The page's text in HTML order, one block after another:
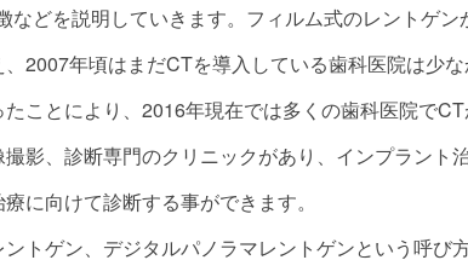
などを説明していきます。フィルム式のレントゲ
2007年頃はまだCTを導入している歯科医院は少
ことにより、2016年現在では多くの歯科医院でCT
影、診断専門のクリニックがあり、インプラント
に向けて診断する事ができます。
トゲン、デジタルパノラマレントゲンという呼び方